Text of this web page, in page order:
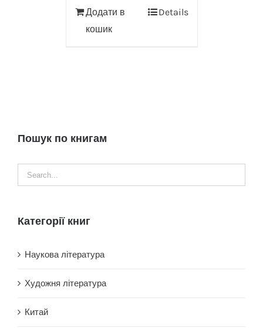
Додати в
кошик
Details
Пошук по книгам
Категорії книг
Наукова література
Художня література
Китай